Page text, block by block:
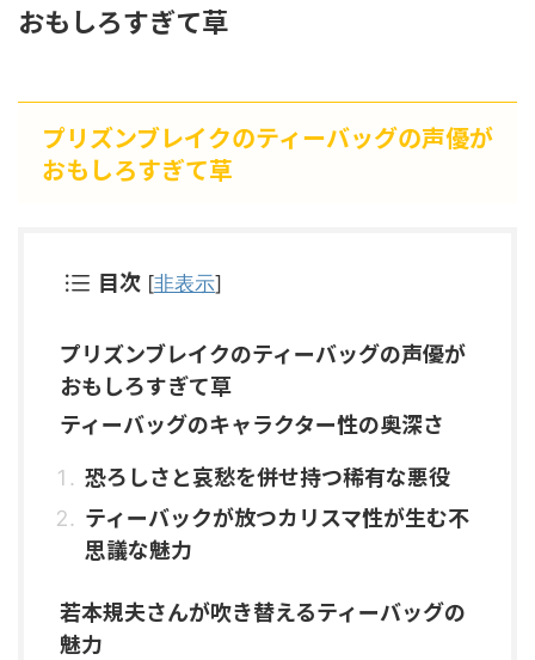
おもしろすぎて草
プリズンブレイクのティーバッグの声優が
おもしろすぎて草
目次 [非表示]
プリズンブレイクのティーバッグの声優が
おもしろすぎて草
ティーバッグのキャラクター性の奥深さ
恐ろしさと哀愁を併せ持つ稀有な悪役
ティーバックが放つカリスマ性が生む不
思議な魅力
若本規夫さんが吹き替えるティーバッグの
魅力